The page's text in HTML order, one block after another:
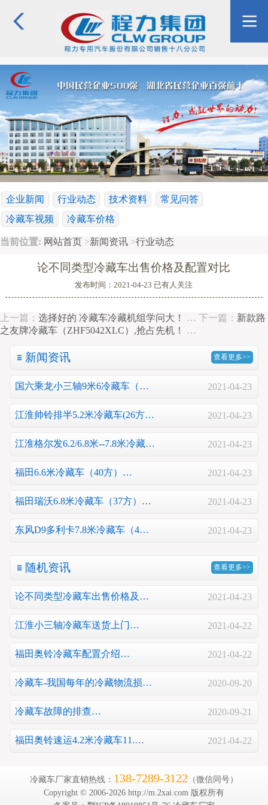
企业新闻 行业动态 技术资料
常见问答
冷藏车视频
冷藏车价格
当前位置: 网站首页 >新闻资讯 >行业动态
论不同类型冷藏车出售价格及配置对比
发布时间：2021-04-23 已有人关注
上一篇： 选择好的 冷藏车冷藏机组学问大！ … 下一篇： 新款路
之友牌冷藏车（ZHF5042XLC）,抢占先机！
…
新闻资讯 查看更多>>
国六乘龙小三轴9米6冷藏车（… 2021-04-23
江淮帅铃排半5.2米冷藏车(26方… 2021-04-23
江淮格尔发6.2/6.8米--7.8米冷藏… 2021-04-23
福田6.6米冷藏车（40方）… 2021-04-23
福田瑞沃6.8米冷藏车（37方）… 2021-04-23
东风D9多利卡7.8米冷藏车（4… 2021-04-23
随机资讯 查看更多>>
论不同类型冷藏车出售价格及… 2021-04-23
江淮小三轴冷藏车送货上门… 2021-04-22
福田奥铃冷藏车配置介绍… 2021-04-22
冷藏车-我国每年的冷藏物流损… 2020-09-20
冷藏车故障的排查… 2020-09-21
福田奥铃速运4.2米冷藏车11.… 2021-04-22
冷藏车厂家直销热线： 138-7289-3122 （微信同号）
Copyright © 2006-2026 http://m.2xai.com 版权所有